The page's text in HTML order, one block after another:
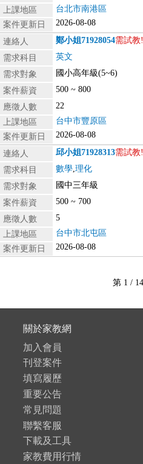
上課地區
台北市南港區
案件更新日
2026-08-08
連絡人 鄭小姐71928054需試教!
需求科目
英文
需求對象
國小高年級(5~6)
案件薪資
500 ~ 800
應徵人數
22
上課地區
台中市豐原區
案件更新日
2026-08-08
連絡人 邱小姐71928313需試教!
需求科目
數學 理化
需求對象
國中三年級
案件薪資
500 ~ 700
應徵人數
5
上課地區
台中市北屯區
案件更新日
2026-08-08
第 1 /
關於家教網
加入會員
刊登案件
填寫履歷
重要公告
常見問題
聯繫客服
下載及工具
家教費用行情